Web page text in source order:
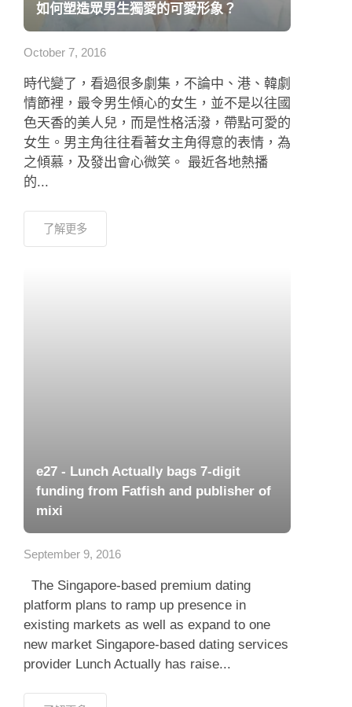
如何塑造眾男生獨愛的可愛形象？
October 7, 2016
時代變了，看過很多劇集，不論中、港、韓劇
情節裡，最令男生傾心的女生，並不是以往國
色天香的美人兒，而是性格活潑，帶點可愛的
女生。男主角往往看著女主角得意的表情，為
之傾慕，及發出會心微笑。 最近各地熱播
的...
了解更多
September 9, 2016
The Singapore-based premium dating
platform plans to ramp up presence in
existing markets as well as expand to one
new market Singapore-based dating services
provider Lunch Actually has raise...
了解更多